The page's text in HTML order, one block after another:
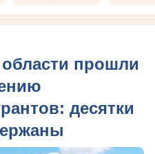
прошли
десятки